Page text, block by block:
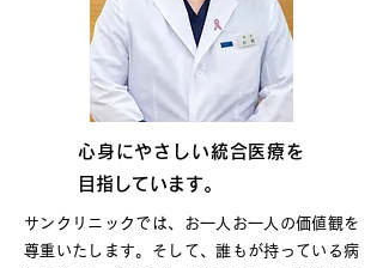
心身にやさしい統合医療を
目指しています。
サンクリニックでは、お一人お一人の価値観を
尊重いたします。そして、誰もが持っている病